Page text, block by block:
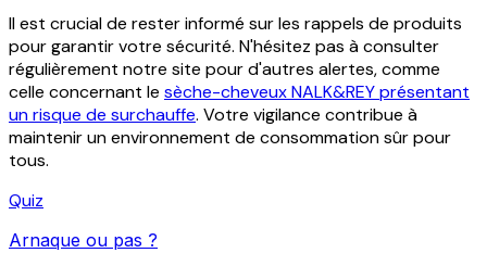
Il est crucial de rester informé sur les rappels de produits
pour garantir votre sécurité. N'hésitez pas à consulter
régulièrement notre site pour d'autres alertes, comme
celle concernant le sèche-cheveux NALK&REY présentant
un risque de surchauffe. Votre vigilance contribue à
maintenir un environnement de consommation sûr pour
tous.
Quiz
Arnaque ou pas ?